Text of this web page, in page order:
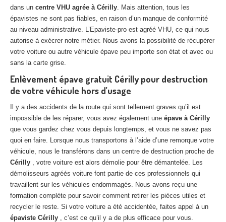
agréé VHU 77 : casse auto avec destruction
Centreagréé VHU 78 : casse auto avec destruction
Centreagréé VHU 91 : casse auto avec destruction
agréé VHU 92 : casse auto avec destruction
Centreagréé VHU 93 : casse auto avec destruction
Centre agréé VHU 94 : casse auto avec destruction
Centreagréé VHU 95 : casse auto avec destruction
DOCUMENTS À JOINDRE
RACHATVÉHICULES
CONTACT
dans un centre VHU agrée à Cérilly. Mais attention, tous les
épavistes ne sont pas fiables, en raison d’un manque de conformité
au niveau administrative. L’Epaviste-pro est agréé VHU, ce qui nous
autorise à exécrer notre métier. Nous avons la possibilité de récupérer
votre voiture ou autre véhicule épave peu importe son état et avec ou
sans la carte grise.
Enlèvement épave gratuit Cérilly pour destruction
de votre véhicule hors d’usage
Il y a des accidents de la route qui sont tellement graves qu’il est
impossible de les réparer, vous avez également une épave à Cérilly
que vous gardez chez vous depuis longtemps, et vous ne savez pas
quoi en faire. Lorsque nous transportons à l’aide d’une remorque votre
véhicule, nous le transférons dans un centre de destruction proche de
Cérilly , votre voiture est alors démolie pour être démantelée. Les
démolisseurs agréés voiture font partie de ces professionnels qui
travaillent sur les véhicules endommagés. Nous avons reçu une
formation complète pour savoir comment retirer les pièces utiles et
recycler le reste. Si votre voiture a été accidentée, faites appel à un
épaviste Cérilly , c’est ce qu’il y a de plus efficace pour vous.